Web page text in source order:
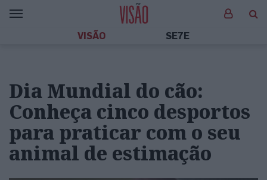
VISÃO SE7E
Dia Mundial do cão:
Conheça cinco desportos
para praticar com o seu
animal de estimação